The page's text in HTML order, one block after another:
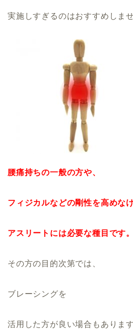
実施しすぎるのはおすすめしませ
腰痛持ちの一般の方や、
フィジカルなどの剛性を高めな
アスリートには必要な種目です。
その方の目的次第では、
ブレーシングを
活用した方が良い場合もあります